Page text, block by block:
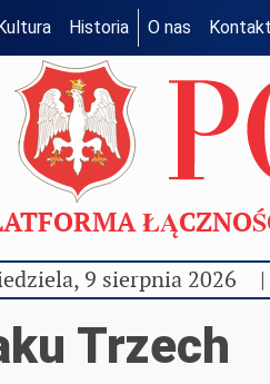
Historia O nas Kontakt
9 sierpnia 2026 |
Trzech